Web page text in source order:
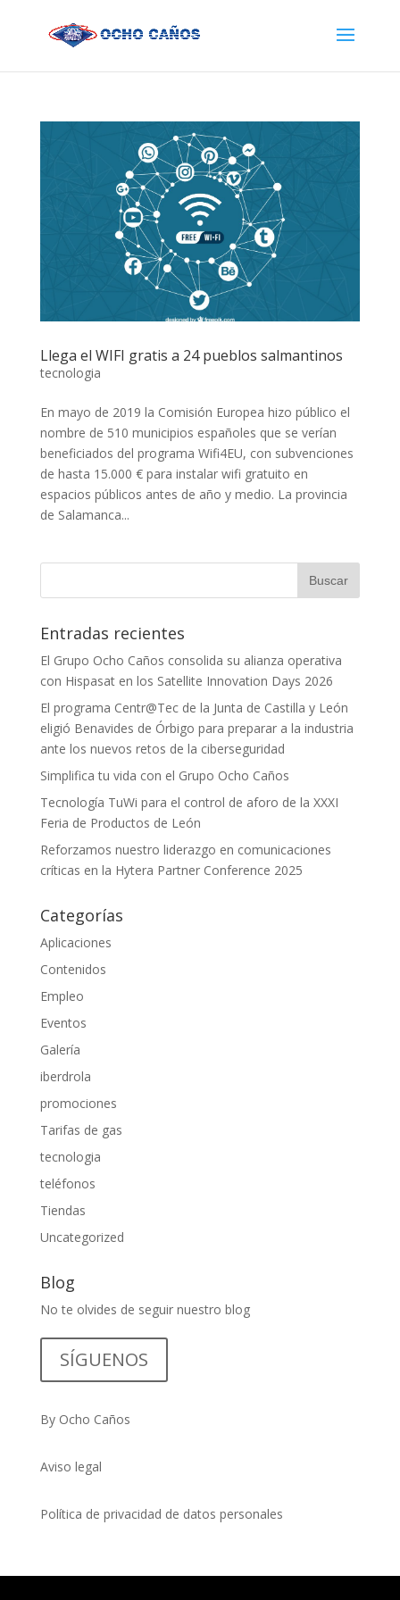
Llega el WIFI gratis a 24 pueblos salmantinos
tecnologia
En mayo de 2019 la Comisión Europea hizo público el
nombre de 510 municipios españoles que se verían
beneficiados del programa Wifi4EU, con subvenciones
de hasta 15.000 € para instalar wifi gratuito en
espacios públicos antes de año y medio. La provincia
de Salamanca...
Entradas recientes
El Grupo Ocho Caños consolida su alianza operativa
con Hispasat en los Satellite Innovation Days 2026
El programa Centr@Tec de la Junta de Castilla y León
eligió Benavides de Órbigo para preparar a la industria
ante los nuevos retos de la ciberseguridad
Simplifica tu vida con el Grupo Ocho Caños
Tecnología TuWi para el control de aforo de la XXXI
Feria de Productos de León
Reforzamos nuestro liderazgo en comunicaciones
críticas en la Hytera Partner Conference 2025
Categorías
Aplicaciones
Contenidos
Empleo
Eventos
Galería
iberdrola
promociones
Tarifas de gas
tecnologia
teléfonos
Tiendas
Uncategorized
Blog
No te olvides de seguir nuestro blog
SÍGUENOS
By Ocho Caños
Aviso legal
Política de privacidad de datos personales